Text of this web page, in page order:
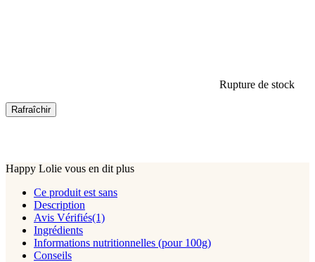
Rupture de stock
Happy Lolie vous en dit plus
Ce produit est sans
Description
Avis Vérifiés(1)
Ingrédients
Informations nutritionnelles (pour 100g)
Conseils